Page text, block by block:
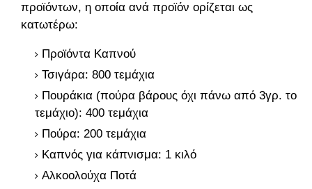
προϊόντων, η οποία ανά προϊόν ορίζεται ως
κατωτέρω:
Προϊόντα Καπνού
Τσιγάρα: 800 τεμάχια
Πουράκια (πούρα βάρους όχι πάνω από 3γρ. το
τεμάχιο): 400 τεμάχια
Πούρα: 200 τεμάχια
Καπνός για κάπνισμα: 1 κιλό
Αλκοολούχα Ποτά